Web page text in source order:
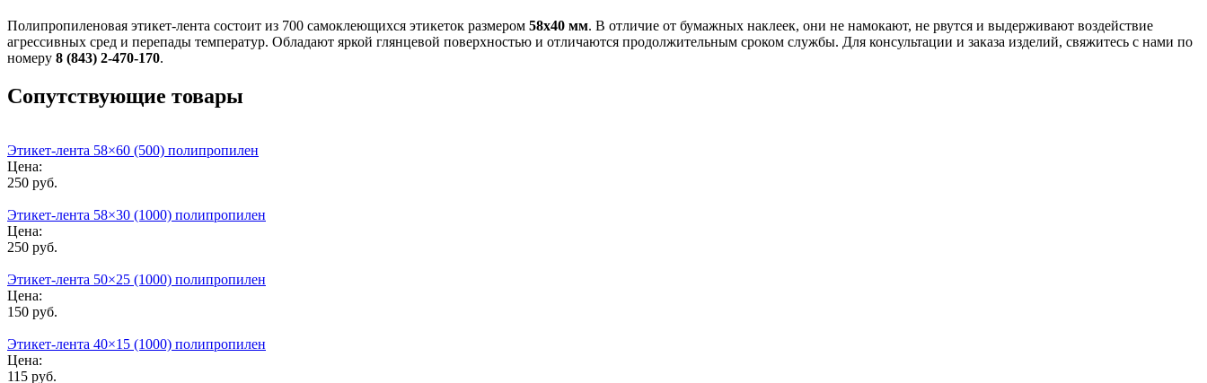
Полипропиленовая этикет-лента состоит из 700 самоклеющихся этикеток размером 58х40 мм. В отличие от бумажных наклеек, они не намокают, не рвутся и выдерживают воздействие
агрессивных сред и перепады температур. Обладают яркой глянцевой поверхностью и отличаются продолжительным сроком службы. Для консультации и заказа изделий, свяжитесь с нами по
номеру 8 (843) 2-470-170.
Сопутствующие товары
Этикет-лента 58×60 (500) полипропилен
Цена:
250 руб.
Этикет-лента 58×30 (1000) полипропилен
Цена:
250 руб.
Этикет-лента 50×25 (1000) полипропилен
Цена:
150 руб.
Этикет-лента 40×15 (1000) полипропилен
Цена:
115 руб.